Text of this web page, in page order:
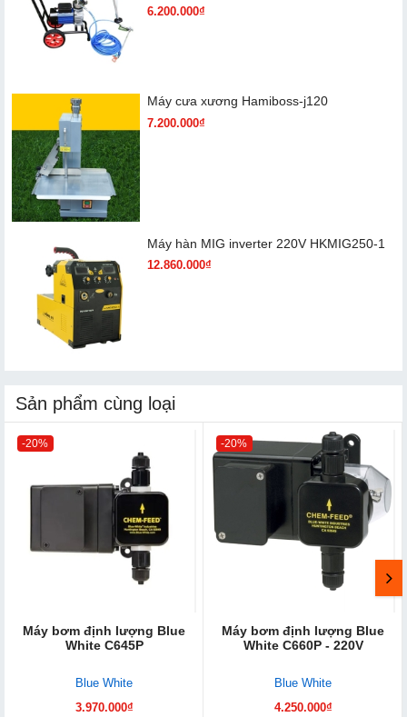
6.200.000₫
Máy cưa xương Hamiboss-j120
7.200.000₫
Máy hàn MIG inverter 220V HKMIG250-1
12.860.000₫
Sản phẩm cùng loại
-20%
Máy bơm định lượng Blue
White C645P
Blue White
3.970.000₫
-20%
Máy bơm định lượng Blue
White C660P - 220V
Blue White
4.250.000₫